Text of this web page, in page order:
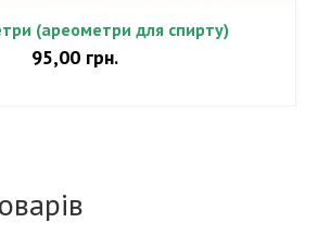
(ареометри для спирту)
95,00 грн.